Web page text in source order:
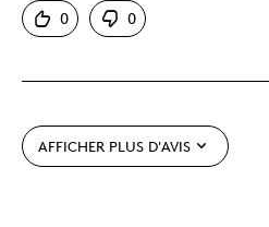
Motif attrayant
Très bonne qualité
Le contre
0 0
AFFICHER PLUS D'AVIS